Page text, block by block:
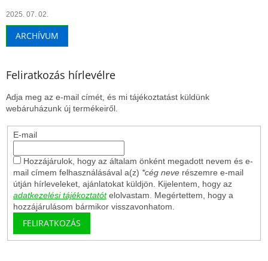
2025. 07. 02.
ARCHÍVUM
Feliratkozás hírlevélre
Adja meg az e-mail címét, és mi tájékoztatást küldünk
webáruházunk új termékeiről.
E-mail
Hozzájárulok, hogy az általam önként megadott nevem és e-
mail címem felhasználásával a(z) *cég neverészemre e-mail
útján hírleveleket, ajánlatokat küldjön. Kijelentem, hogy az
adatkezelési tájékoztatót elolvastam. Megértettem, hogy a
hozzájárulásom bármikor visszavonhatom.
FELIRATKOZÁS